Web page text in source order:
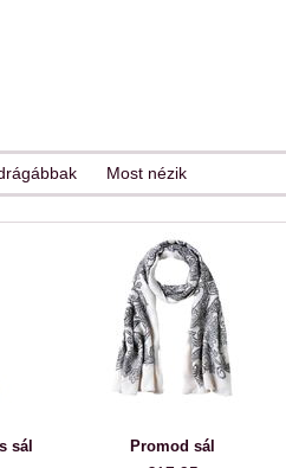
Most nézik
sál Promod sál